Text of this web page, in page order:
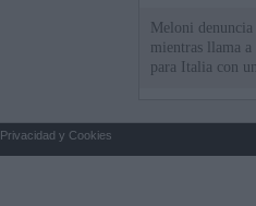
Meloni
mientras llama
para Italia con
Privacidad y Cookies